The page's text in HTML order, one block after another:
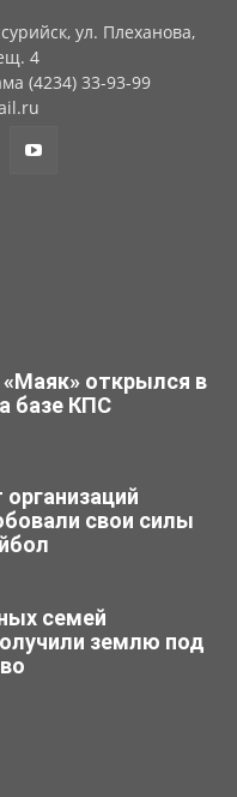
ул. Плеханова,
4
(4234) 33-93-99
«Маяк» открылся в
базе КПС
свои силы
семей
землю под